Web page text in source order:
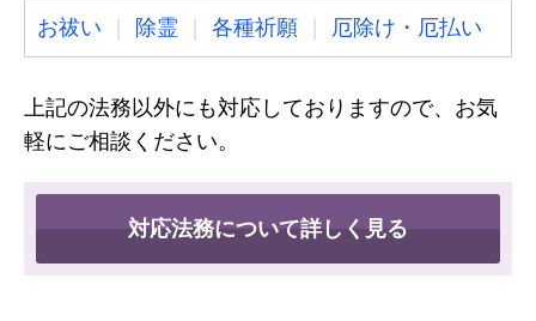
お祓い 除霊 各種祈願 厄除け・厄払い
上記の法務以外にも対応しておりますので、お気
軽にご相談ください。
対応法務について詳しく見る